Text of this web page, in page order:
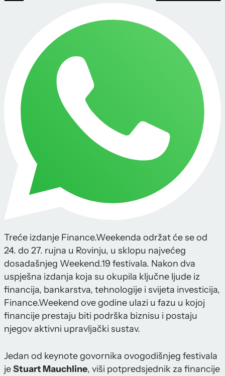
Treće izdanje Finance.Weekenda održat će se od
24. do 27. rujna u Rovinju, u sklopu najvećeg
dosadašnjeg Weekend.19 festivala. Nakon dva
uspješna izdanja koja su okupila ključne ljude iz
financija, bankarstva, tehnologije i svijeta investicija,
Finance.Weekend ove godine ulazi u fazu u kojoj
financije prestaju biti podrška biznisu i postaju
njegov aktivni upravljački sustav.
Jedan od keynote govornika ovogodišnjeg festivala
jeStuart Mauchline, viši potpredsjednik za financije